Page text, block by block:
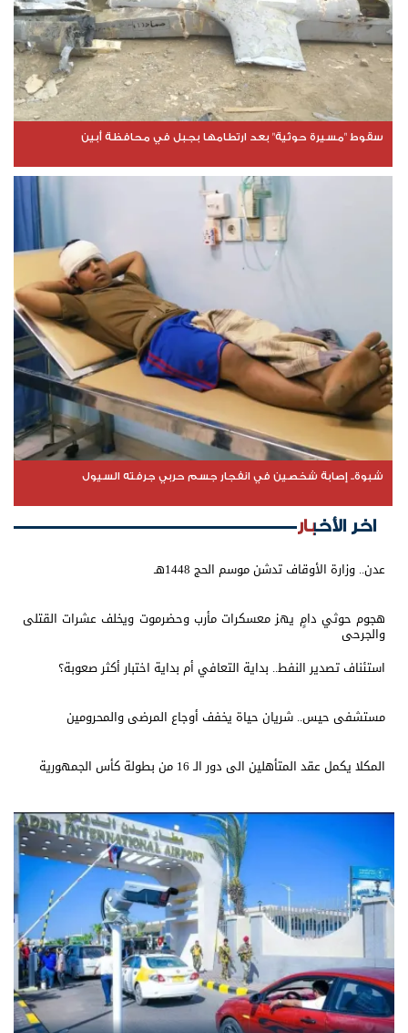
سقوط "مسيرة حوثية" بعد ارتطامها بجبل في محافظة أبين
شبوة.. إصابة شخصين في انفجار جسم حربي جرفته السيول
اخر الأخبار
عدن.. وزارة الأوقاف تدشن موسم الحج 1448هـ
هجوم حوثي دامٍ يهز معسكرات مأرب وحضرموت ويخلف عشرات القتلى
والجرحى
استئناف تصدير النفط.. بداية التعافي أم بداية اختبار أكثر صعوبة؟
مستشفى حيس.. شريان حياة يخفف أوجاع المرضى والمحرومين
المكلا يكمل عقد المتأهلين الى دور الـ 16 من بطولة كأس الجمهورية